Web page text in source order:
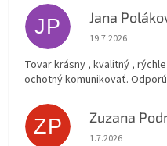
JP Jana
Hodnotenie
19.7.2026
Tovar krásny , kvalitný ,
ochotný komunikovať.
ZP Zuzana
Hodnotenie
1.7.2026